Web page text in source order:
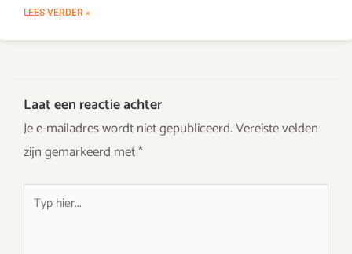
LEES VERDER »
Laat een reactie achter
Je e-mailadres wordt niet gepubliceerd.Vereiste velden
zijn gemarkeerd met*
Typ